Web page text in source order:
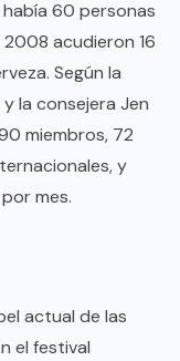
60 personas
acudieron 16
Según la
la consejera Jen
miembros, 72
y
mes.
actual de las
el festival